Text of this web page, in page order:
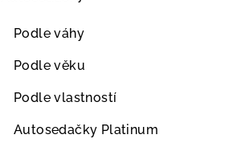
Podle váhy
Podle věku
Podle vlastností
Autosedačky Platinum